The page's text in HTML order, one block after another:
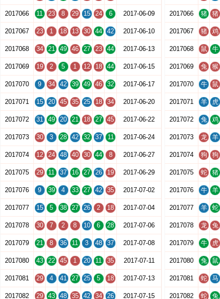
2017066 11 23 8 29 15 24 6 2017-06-09
2017067 23 1 18 13 30 44 42 2017-06-10
2017068 34 21 49 46 27 23 44 2017-06-13
2017069 19 2 5 1 12 18 44 2017-06-15
2017070 9 34 42 39 49 46 32 2017-06-17
2017071 15 20 45 35 25 18 34 2017-06-20
2017072 31 49 20 21 18 27 45 2017-06-22
2017073 30 3 28 42 32 37 11 2017-06-24
2017074 12 24 48 40 30 44 8 2017-06-27
2017075 29 11 37 16 27 26 19 2017-06-29
2017076 9 39 4 33 27 42 35 2017-07-02
2017077 15 5 38 27 26 2 18 2017-07-04
2017078 30 7 2 8 10 6 28 2017-07-06
2017079 21 8 36 11 3 48 37 2017-07-08
2017080 43 22 45 1 20 11 35 2017-07-11
2017081 29 4 41 27 25 5 18 2017-07-13
2017082 29 43 48 35 42 34 26 2017-07-15
2017066 猪 猪
2017067 猪 鸡
2017068 鼠 牛
2017069 兔 猴
2017070 牛 鼠
2017071 羊 虎
2017072 兔 鸡
2017073 龙 羊
2017074 狗 狗
2017075 蛇 猪
2017076 牛 羊
2017077 羊 蛇
2017078 龙 兔
2017079 牛 虎
2017080 兔 鼠
2017081 蛇 马
2017082 蛇 兔